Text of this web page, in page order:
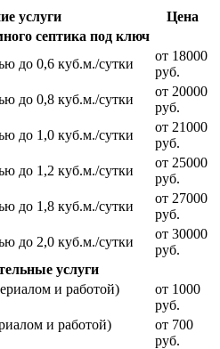
услуги
Цена
септика под ключ
до 0,6 куб.м./сутки
от 18000
руб.
до 0,8 куб.м./сутки
от 20000
руб.
до 1,0 куб.м./сутки
от 21000
руб.
до 1,2 куб.м./сутки
от 25000
руб.
до 1,8 куб.м./сутки
от 27000
руб.
до 2,0 куб.м./сутки
от 30000
руб.
услуги
и работой)
от 1000
руб.
и работой)
от 700
руб.